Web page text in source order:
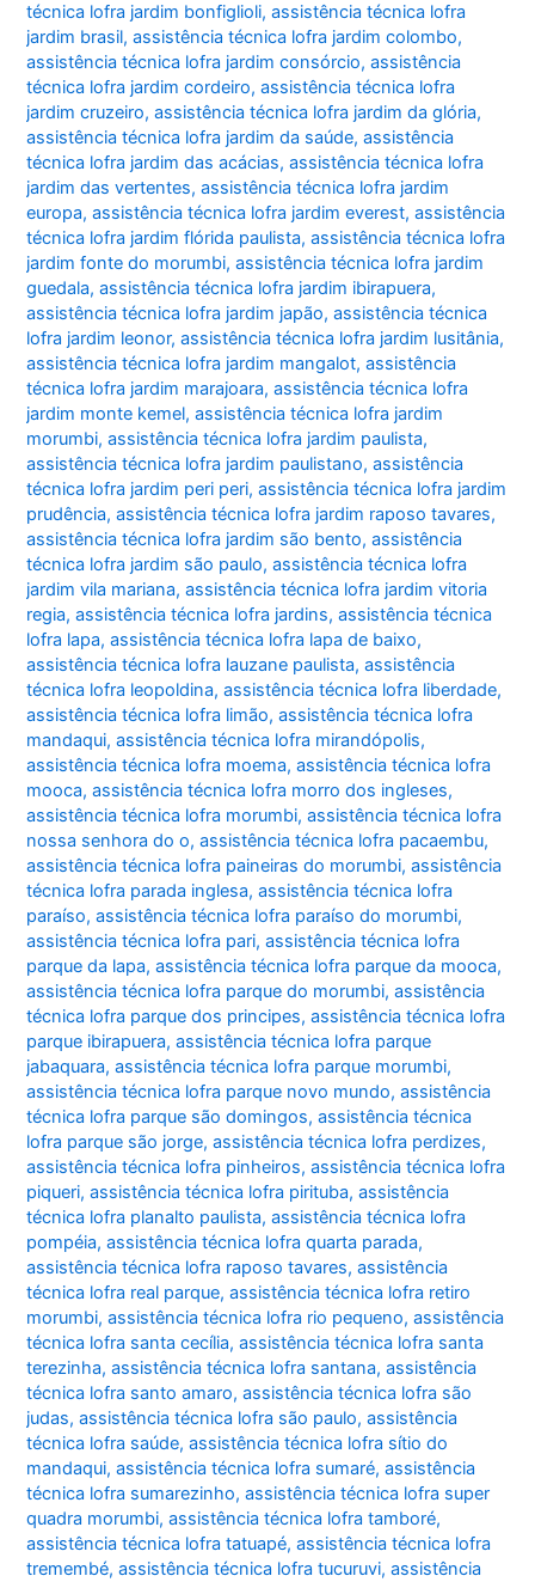
técnica lofra jardim bonfiglioli,assistência técnica lofra
jardim brasil,assistência técnica lofra jardim colombo,
assistência técnica lofra jardim consórcio,assistência
técnica lofra jardim cordeiro,assistência técnica lofra
jardim cruzeiro,assistência técnica lofra jardim da glória,
assistência técnica lofra jardim da saúde,assistência
técnica lofra jardim das acácias,assistência técnica lofra
jardim das vertentes,assistência técnica lofra jardim
europa,assistência técnica lofra jardim everest,assistência
técnica lofra jardim flórida paulista,assistência técnica lofra
jardim fonte do morumbi,assistência técnica lofra jardim
guedala,assistência técnica lofra jardim ibirapuera,
assistência técnica lofra jardim japão,assistência técnica
lofra jardim leonor,assistência técnica lofra jardim lusitânia,
assistência técnica lofra jardim mangalot,assistência
técnica lofra jardim marajoara,assistência técnica lofra
jardim monte kemel,assistência técnica lofra jardim
morumbi,assistência técnica lofra jardim paulista,
assistência técnica lofra jardim paulistano,assistência
técnica lofra jardim peri peri,assistência técnica lofra jardim
prudência,assistência técnica lofra jardim raposo tavares,
assistência técnica lofra jardim são bento,assistência
técnica lofra jardim são paulo,assistência técnica lofra
jardim vila mariana,assistência técnica lofra jardim vitoria
regia,assistência técnica lofra jardins,assistência técnica
lofra lapa,assistência técnica lofra lapa de baixo,
assistência técnica lofra lauzane paulista,assistência
técnica lofra leopoldina,assistência técnica lofra liberdade,
assistência técnica lofra limão,assistência técnica lofra
mandaqui,assistência técnica lofra mirandópolis,
assistência técnica lofra moema,assistência técnica lofra
mooca,assistência técnica lofra morro dos ingleses,
assistência técnica lofra morumbi,assistência técnica lofra
nossa senhora do o,assistência técnica lofra pacaembu,
assistência técnica lofra paineiras do morumbi,assistência
técnica lofra parada inglesa,assistência técnica lofra
paraíso,assistência técnica lofra paraíso do morumbi,
assistência técnica lofra pari,assistência técnica lofra
parque da lapa,assistência técnica lofra parque da mooca,
assistência técnica lofra parque do morumbi,assistência
técnica lofra parque dos principes,assistência técnica lofra
parque ibirapuera,assistência técnica lofra parque
jabaquara,assistência técnica lofra parque morumbi,
assistência técnica lofra parque novo mundo,assistência
técnica lofra parque são domingos,assistência técnica
lofra parque são jorge,assistência técnica lofra perdizes,
assistência técnica lofra pinheiros,assistência técnica lofra
piqueri,assistência técnica lofra pirituba,assistência
técnica lofra planalto paulista,assistência técnica lofra
pompéia,assistência técnica lofra quarta parada,
assistência técnica lofra raposo tavares,assistência
técnica lofra real parque,assistência técnica lofra retiro
morumbi,assistência técnica lofra rio pequeno,assistência
técnica lofra santa cecília,assistência técnica lofra santa
terezinha,assistência técnica lofra santana,assistência
técnica lofra santo amaro,assistência técnica lofra são
judas,assistência técnica lofra são paulo,assistência
técnica lofra saúde,assistência técnica lofra sítio do
mandaqui,assistência técnica lofra sumaré,assistência
técnica lofra sumarezinho,assistência técnica lofra super
quadra morumbi,assistência técnica lofra tamboré,
assistência técnica lofra tatuapé,assistência técnica lofra
tremembé,assistência técnica lofra tucuruvi,assistência